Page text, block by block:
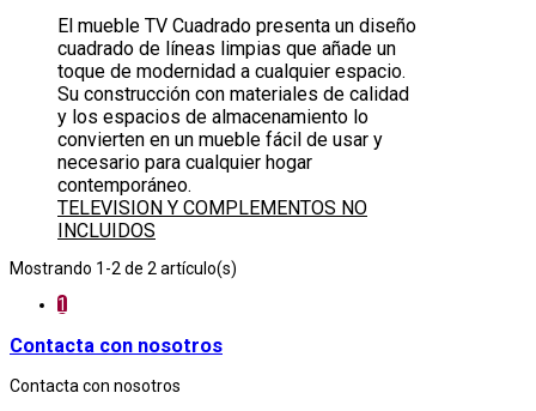
El mueble TV Cuadrado presenta un diseño
cuadrado de líneas limpias que añade un
toque de modernidad a cualquier espacio.
Su construcción con materiales de calidad
y los espacios de almacenamiento lo
convierten en un mueble fácil de usar y
necesario para cualquier hogar
contemporáneo.
TELEVISION Y COMPLEMENTOS NO
INCLUIDOS
Mostrando 1-2 de 2 artículo(s)
1
Contacta con nosotros
Contacta con nosotros